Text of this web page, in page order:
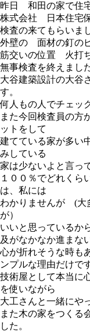
昨日 和田の家で住
株式会社 日本住宅
検査の来てもらいま
外壁の 面材の釘の
筋交いの位置 火打
無事検査を終えまし
大谷建築設計の大
す。
何人もの人でチェッ
また今回検査員の
ットをして
建てている家が多
みしている
家は少ないよと言っ
１００％でどれくら
は、私には
わかりませんが (大
が）
いいと思っているか
及がなかなか進まな
心が折れそうな時
ンプルな理由だけで
技術屋として本当
を使いながら
大工さんと一緒にや
また木の家をつくる
した。